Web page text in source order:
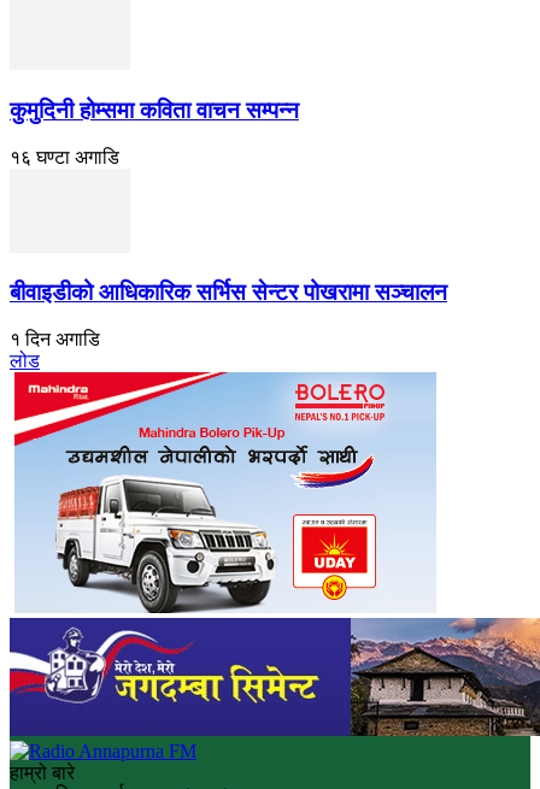
कुमुदिनी होम्समा कविता वाचन सम्पन्न
१६ घण्टा अगाडि
बीवाइडीको आधिकारिक सर्भिस सेन्टर पोखरामा सञ्चालन
१ दिन अगाडि
लोड
हाम्रो बारे